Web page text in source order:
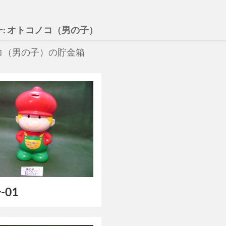
: オトコノコ（男の子）
（男の子）の貯金箱
01